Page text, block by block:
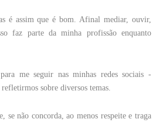
é assim que é bom. Afinal mediar, ouvir,
faz parte da minha profissão enquanto
me seguir nas minhas redes sociais -
sobre diversos temas.
se não concorda, ao menos respeite e traga